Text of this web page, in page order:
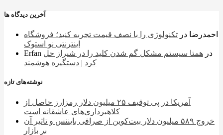
آخرین دیدگاه ها
احمدرضا در تکنولوژی را با نصف قیمت تجربه کنید؛ فروشگاه
اینترنتی نو استوک
Erfan
در همتا سیستم مشکل گم شدن کلید را در شیراز حل
کرد | دستگیره هوشمند
نوشته‌های تازه
آمریکا در پی توقیف ۲۵ میلیون دلار رمزارز حاصل از
کلاهبرداری‌های عاشقانه است
خروج ۵۸۹ میلیون دلار بیت‌کوین از صرافی بایننس و تاثیر آن
بر بازار